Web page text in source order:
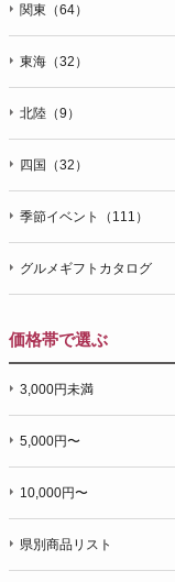
関東（64）
東海（32）
北陸（9）
四国（32）
季節イベント（111）
グルメギフトカタログ
価格帯で選ぶ
3,000円未満
5,000円〜
10,000円〜
県別商品リスト